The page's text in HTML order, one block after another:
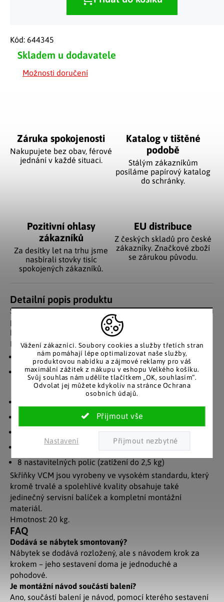
Vážení zákazníci. Soubory cookies a služby třetích stran
nám pomáhají lépe optimalizovat naše služby,
produktovou nabídku a zájmové reklamy pro váš
maximální zážitek z nákupu v eshopu Velkého košíku.
Svůj souhlas nám udělíte tlačítkem „OK, souhlasím“.
Odvolat jej můžete kdykoliv na stránce Ochrana
osobních údajů.
Nastavení
Skladem u dodavatele
Možnosti doručení
Kód: 644345
Záruka spokojenosti
Nakupujete bez obav, férové
jednání v každé situaci.
Katalog v tištěné
podobě
Stálým zákazníkům
posíláme papírový katalog
do schránky.
Pozitivní ohlasy
zákazníků
Za desítky let na trhu jsme
nasbírali stovky tisíc
spokojených zákazníků.
EU distribuce
Z českých skladů pro české
zákazníky. Značkové zboží
se zárukou původu.
Detailní popis produktu
Skleněná vitrína Vitrosa maxi s 8 variabilními skleněnými
policemi. Dvířka, boční stěny i police jsou vyrobeny z
bezpečnostního ESG skla. K dispozici s LED osvětlením.
Přednosti:
dřevěný rám
dveře, boční panely, regály vyrobené z tvrzeného
bezpečnostního skla
povrch korpusu se strukturou dřeva
rychlá a bezpečná montáž na stěnu
8 nastavitelných polic (zatížení do 2,5 kg)
Skříňky VCM jsou vyrobeny ve vysokém standardu, který
kromě trvalé a spolehlivé kvality obsahuje také
jedinečný servisní balíček a kompletní montážní
materiál.
Hmotnost: 20 kg.
FAQ
Dodává se nábytek smontovaný?
Nábytek se dodává rozložený, ale s návodem krok za
krokem – jeho sestavení doma je jednoduché a
pohodové.
Je montážní návod součástí balení?
Ano, součástí balení je návod, pomocí kterého sestavení